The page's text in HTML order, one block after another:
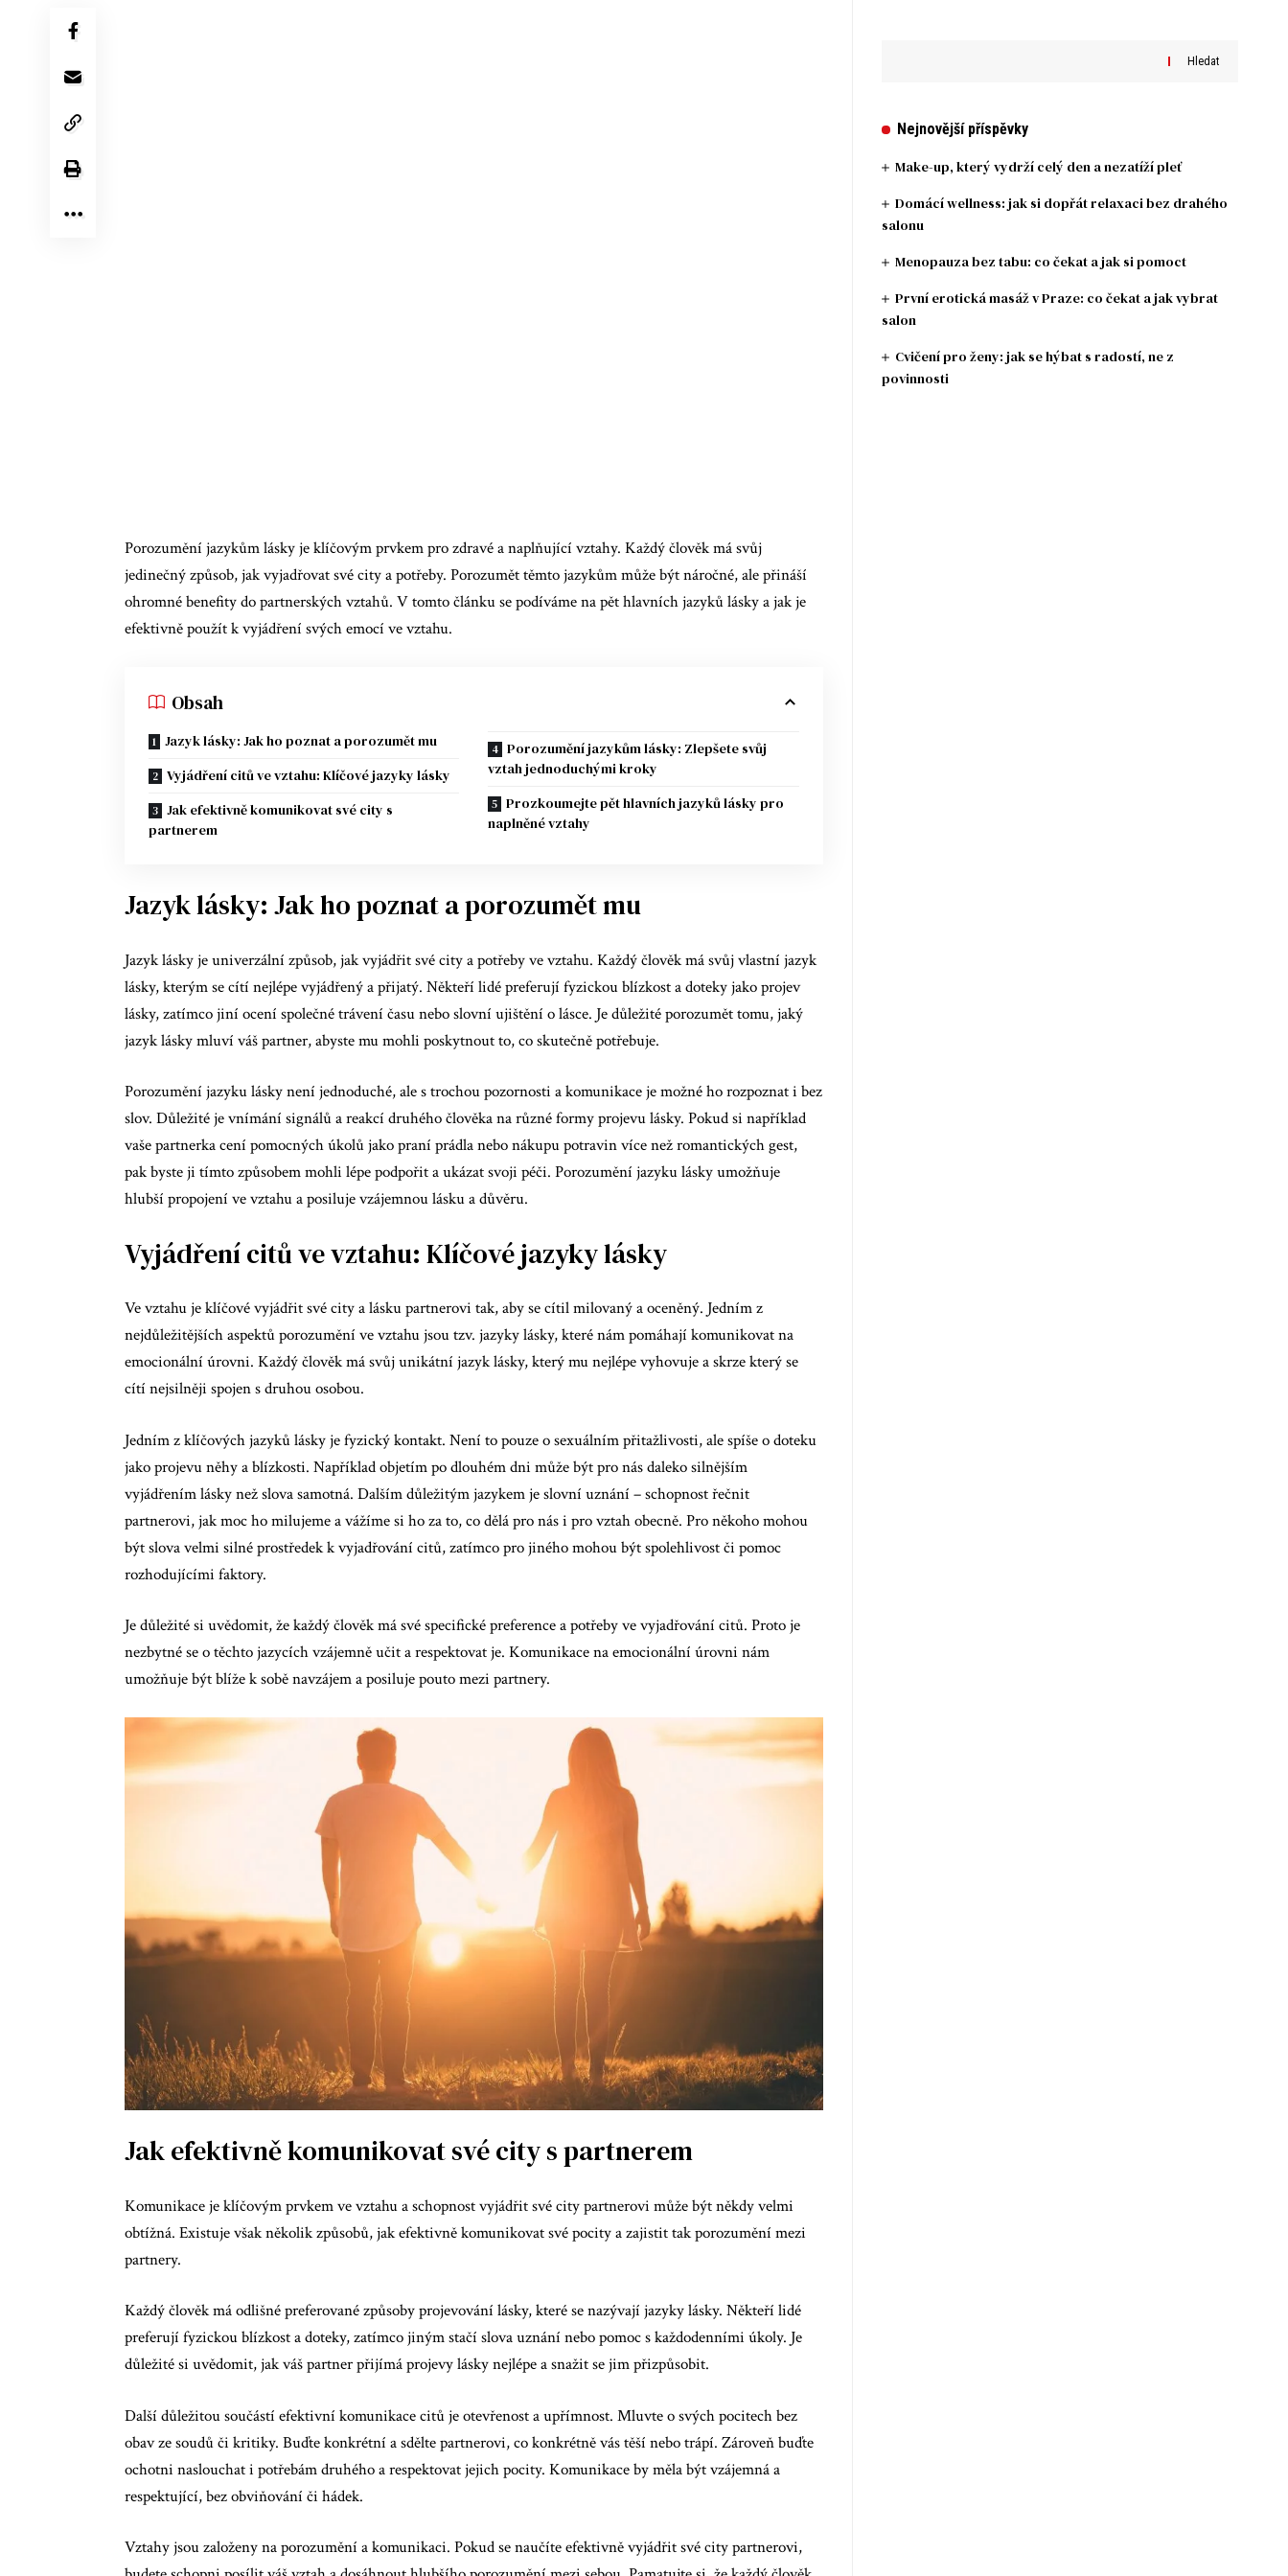
Porozumění jazykům lásky je klíčovým prvkem pro zdravé a naplňující vztahy. Každý člověk má svůj
jedinečný způsob, jak vyjadřovat své city a potřeby. Porozumět těmto jazykům může být náročné, ale přináší
ohromné benefity do partnerských vztahů. V tomto článku se podíváme na pět hlavních jazyků lásky a jak je
efektivně použít k vyjádření svých emocí ve vztahu.
Obsah
Jazyk lásky: Jak ho poznat a porozumět mu
Vyjádření citů ve vztahu: Klíčové jazyky lásky
Jak efektivně komunikovat své city s
partnerem
Porozumění jazykům lásky: Zlepšete svůj
vztah jednoduchými kroky
Prozkoumejte pět hlavních jazyků lásky pro
naplněné vztahy
Jazyk lásky: Jak ho poznat a porozumět mu
Jazyk lásky je univerzální způsob, jak vyjádřit své city a potřeby ve vztahu. Každý člověk má svůj vlastní jazyk
lásky, kterým se cítí nejlépe vyjádřený a přijatý. Někteří lidé preferují fyzickou blízkost a doteky jako projev
lásky, zatímco jiní ocení společné trávení času nebo slovní ujištění o lásce. Je důležité porozumět tomu, jaký
jazyk lásky mluví váš partner, abyste mu mohli poskytnout to, co skutečně potřebuje.
Porozumění jazyku lásky není jednoduché, ale s trochou pozornosti a komunikace je možné ho rozpoznat i bez
slov. Důležité je vnímání signálů a reakcí druhého člověka na různé formy projevu lásky. Pokud si například
vaše partnerka cení pomocných úkolů jako praní prádla nebo nákupu potravin více než romantických gest,
pak byste ji tímto způsobem mohli lépe podpořit a ukázat svoji péči. Porozumění jazyku lásky umožňuje
hlubší propojení ve vztahu a posiluje vzájemnou lásku a důvěru.
Vyjádření citů ve vztahu: Klíčové jazyky lásky
Ve vztahu je klíčové vyjádřit své city a lásku partnerovi tak, aby se cítil milovaný a oceněný. Jedním z
nejdůležitějších aspektů porozumění ve vztahu jsou tzv. jazyky lásky, které nám pomáhají komunikovat na
emocionální úrovni. Každý člověk má svůj unikátní jazyk lásky, který mu nejlépe vyhovuje a skrze který se
cítí nejsilněji spojen s druhou osobou.
Jedním z klíčových jazyků lásky je fyzický kontakt. Není to pouze o sexuálním přitažlivosti, ale spíše o doteku
jako projevu něhy a blízkosti. Například objetím po dlouhém dni může být pro nás daleko silnějším
vyjádřením lásky než slova samotná. Dalším důležitým jazykem je slovní uznání – schopnost řečnit
partnerovi, jak moc ho milujeme a vážíme si ho za to, co dělá pro nás i pro vztah obecně. Pro někoho mohou
být slova velmi silné prostředek k vyjadřování citů, zatímco pro jiného mohou být spolehlivost či pomoc
rozhodujícími faktory.
Je důležité si uvědomit, že každý člověk má své specifické preference a potřeby ve vyjadřování citů. Proto je
nezbytné se o těchto jazycích vzájemně učit a respektovat je. Komunikace na emocionální úrovni nám
umožňuje být blíže k sobě navzájem a posiluje pouto mezi partnery.
Jak efektivně komunikovat své city s partnerem
Komunikace je klíčovým prvkem ve vztahu a schopnost vyjádřit své city partnerovi může být někdy velmi
obtížná. Existuje však několik způsobů, jak efektivně komunikovat své pocity a zajistit tak porozumění mezi
partnery.
Každý člověk má odlišné preferované způsoby projevování lásky, které se nazývají jazyky lásky. Někteří lidé
preferují fyzickou blízkost a doteky, zatímco jiným stačí slova uznání nebo pomoc s každodenními úkoly. Je
důležité si uvědomit, jak váš partner přijímá projevy lásky nejlépe a snažit se jim přizpůsobit.
Další důležitou součástí efektivní komunikace citů je otevřenost a upřímnost. Mluvte o svých pocitech bez
obav ze soudů či kritiky. Buďte konkrétní a sdělte partnerovi, co konkrétně vás těší nebo trápí. Zároveň buďte
ochotni naslouchat i potřebám druhého a respektovat jejich pocity. Komunikace by měla být vzájemná a
respektující, bez obviňování či hádek.
Vztahy jsou založeny na porozumění a komunikaci. Pokud se naučíte efektivně vyjádřit své city partnerovi,
Hledat
Nejnovější příspěvky
Make-up, který vydrží celý den a nezatíží pleť
Domácí wellness: jak si dopřát relaxaci bez drahého
salonu
Menopauza bez tabu: co čekat a jak si pomoct
První erotická masáž v Praze: co čekat a jak vybrat
salon
Cvičení pro ženy: jak se hýbat s radostí, ne z
povinnosti